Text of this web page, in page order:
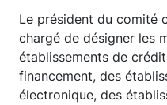
Le président du comité
chargé de désigner les
établissements de
financement, des
électronique, des